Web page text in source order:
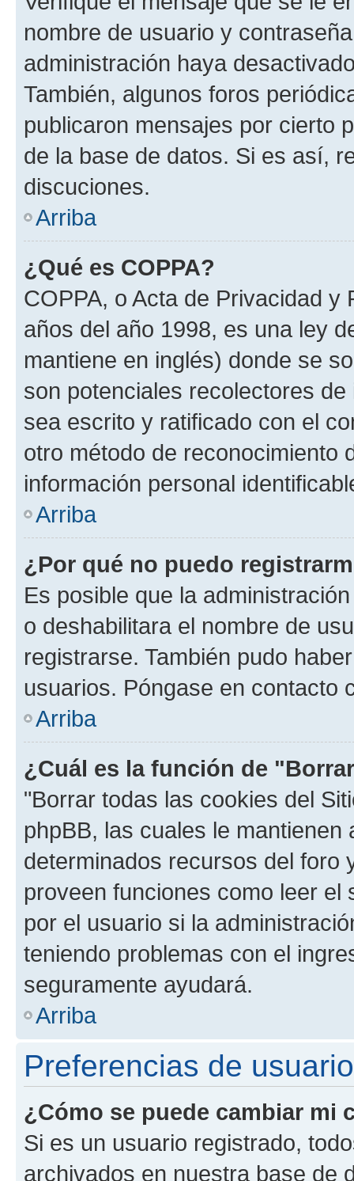
nombre de usuario y
administración haya
También, algunos foros
publicaron mensajes por cierto
de la base de datos. Si es así,
discuciones.
Arriba
¿Qué es COPPA?
COPPA, o Acta de Privacidad
años del año 1998, es una ley
mantiene en inglés) donde se
son potenciales recolectores
sea escrito y ratificado con el
otro método de reconocimiento
información personal
Arriba
¿Por qué no puedo
Es posible que la
o deshabilitara el nombre de
registrarse. También pudo
usuarios. Póngase en contacto
Arriba
¿Cuál es la función de
"Borrar todas las cookies del
phpBB, las cuales le
determinados recursos del foro
proveen funciones como leer el
por el usuario si la
teniendo problemas con el
seguramente ayudará.
Arriba
Preferencias de
¿Cómo se puede cambiar mi
Si es un usuario registrado,
archivados en nuestra base de